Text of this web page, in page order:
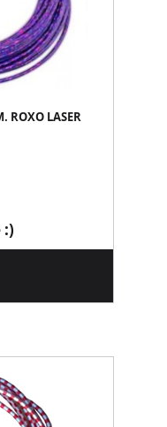
ROXO LASER
:)